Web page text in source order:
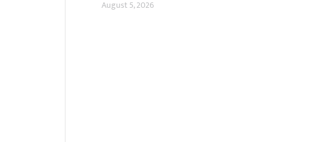
August 5, 2026